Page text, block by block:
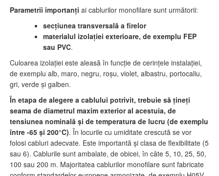
Parametrii importanţi ai cablurilor monofilare sunt următorii:
secţiunea transversală a firelor
materialul izolaţiei exterioare, de exemplu FEP
sau PVC.
Culoarea izolaţiei este aleasă în funcţie de cerinţele instalaţiei,
de exemplu alb, maro, negru, roşu, violet, albastru, portocaliu,
gri, verde şi galben.
În etapa de alegere a cablului potrivit, trebuie să ţineţi
seama de diametrul maxim exterior al acestuia, de
tensiunea nominală şi de temperatura de lucru (de exemplu
între -65 şi 200°C). În locurile cu umiditate crescută se vor
folosi cabluri adecvate. Este importantă şi clasa de flexibilitate (5
sau 6). Cablurile sunt ambalate, de obicei, în câte 5, 10, 25, 50,
100 sau 200 m. Majoritatea cablurilor monofilare sunt fabricate